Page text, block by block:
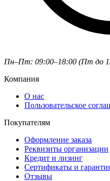
Пн–Пт: 09:00–18:00 (Пт до
Компания
О нас
Пользовательское
Покупателям
Оформление заказа
Реквизиты организации
Кредит и лизинг
Сертификаты и
Отзывы